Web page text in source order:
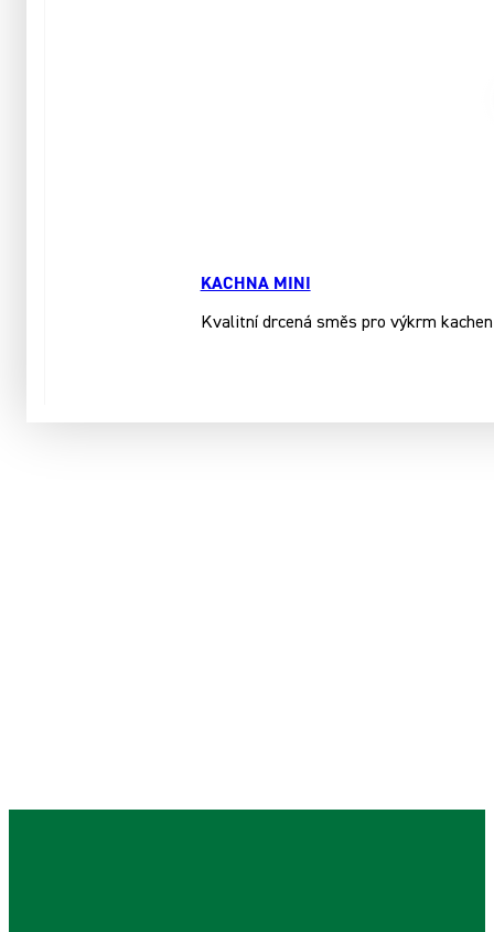
KACHNA MINI
Kvalitní drcená směs pro výkrm